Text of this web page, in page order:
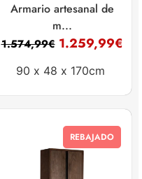
Armario artesanal de
m...
1.574,99€ 1.259,99€
90 x 48 x 170cm
REBAJADO